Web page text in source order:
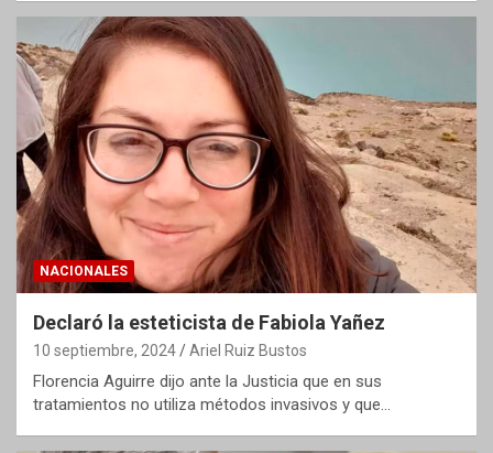
NACIONALES
Declaró la esteticista de Fabiola Yañez
10 septiembre, 2024 Ariel Ruiz Bustos
Florencia Aguirre dijo ante la Justicia que en sus
tratamientos no utiliza métodos invasivos y que…